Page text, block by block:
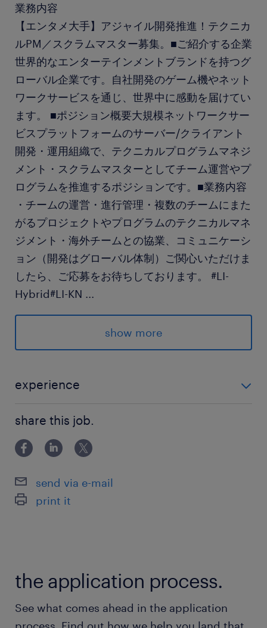
業務内容
【エンタメ大手】アジャイル開発推進！テクニカ
ルPM／スクラムマスター募集。■ご紹介する企業
世界的なエンターテインメントブランドを持つグ
ローバル企業です。自社開発のゲーム機やネット
ワークサービスを通じ、世界中に感動を届けてい
ます。 ■ポジション概要大規模ネットワークサー
ビスプラットフォームのサーバー/クライアント
開発・運用組織で、テクニカルプログラムマネジ
メント・スクラムマスターとしてチーム運営やプ
ログラムを推進するポジションです。■業務内容
・チームの運営・進行管理・複数のチームにまた
がるプロジェクトやプログラムのテクニカルマネ
ジメント・海外チームとの協業、コミュニケーシ
ョン（開発はグローバル体制）ご関心いただけま
したら、ご応募をお待ちしております。 #LI-
Hybrid#LI-KN ...
【必須スキル・経験】
・3年の小規模～中規模（5～10チーム規模）の
・5年以上のスクラム開発経験
・リリースサイクル全体を通じて管理する能力
・クラウド技術を活用したプロダクトの開発経験
・スクラムマスターの資格保持、またはスクラム
また、ゲーム業界で働くことに強い情熱をお持ち
show more
experience
の業務経験 ・3年の小規模～中規模（5～10チーム規
模）のチームリードまたはプロジェクトリード経験 ・5
年以上のスクラム開発経験 ・リリースサイクル全
share this job.
send via e-mail
print it
the application process.
See what comes ahead in the application